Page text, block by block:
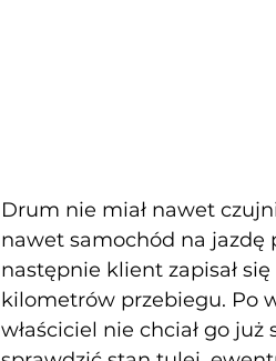
Drum nie miał nawet
nawet samochód na jazdę
następnie klient zapisał
kilometrów przebiegu. Po
właściciel nie chciał go